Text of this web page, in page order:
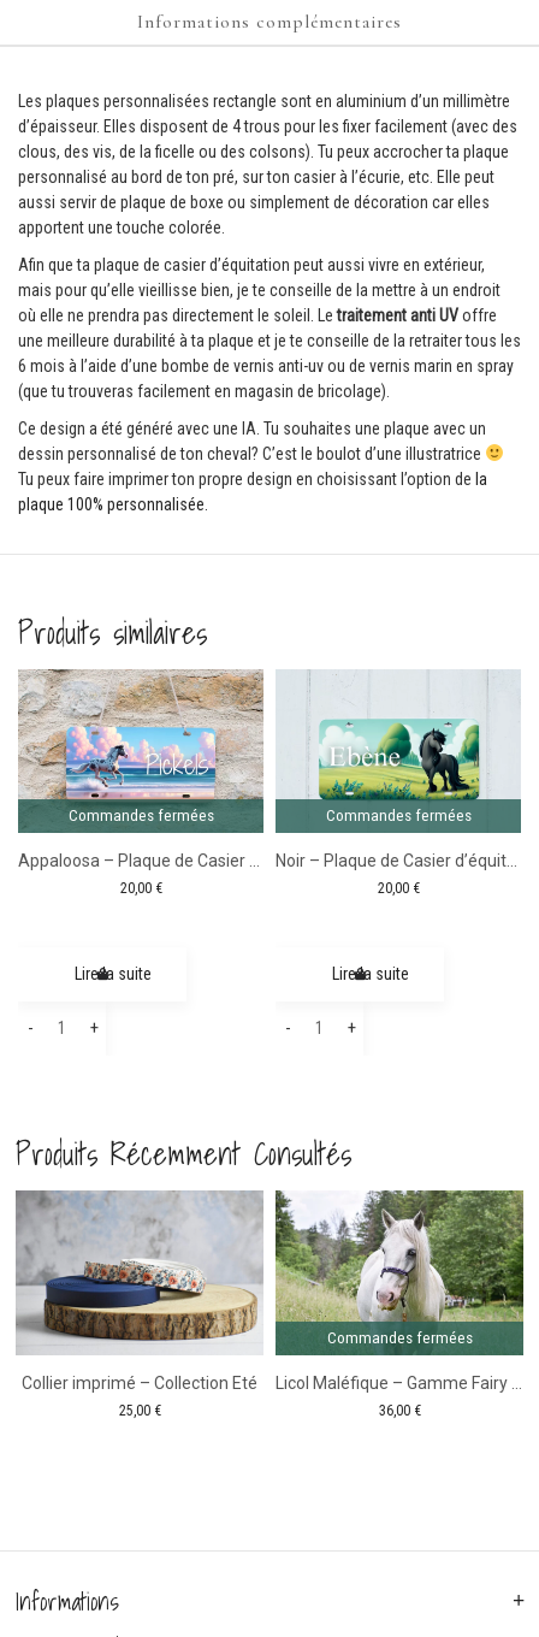
Informations complémentaires
Les plaques personnalisées rectangle sont en aluminium d’un millimètre
d’épaisseur. Elles disposent de 4 trous pour les fixer facilement (avec des
clous, des vis, de la ficelle ou des colsons). Tu peux accrocher ta plaque
personnalisé au bord de ton pré, sur ton casier à l’écurie, etc. Elle peut
aussi servir de plaque de boxe ou simplement de décoration car elles
apportent une touche colorée.
Afin que ta plaque de casier d’équitation peut aussi vivre en extérieur,
mais pour qu’elle vieillisse bien, je te conseille de la mettre à un endroit
où elle ne prendra pas directement le soleil. Letraitement anti UVoffre
une meilleure durabilité à ta plaque et je te conseille de la retraiter tous les
6 mois à l’aide d’une bombe de vernis anti-uv ou de vernis marin en spray
(que tu trouveras facilement en magasin de bricolage).
Ce design a été généré avec une IA. Tu souhaites une plaque avec un
dessin personnalisé de ton cheval? C’est le boulot d’une illustratrice
Tu peux faire imprimer ton propre design en choisissant l’option de la
plaque 100% personnalisée.
Produits similaires
Commandes fermées
20,00 €
Lire la suite
-
quantité
Plaque
Casier
d'équitation
+
Commandes fermées
20,00 €
Lire la suite
-
quantité
Plaque
Casier
d'équitation
+
Produits Récemment Consultés
Collier imprimé – Collection Eté
25,00 €
Commandes fermées
36,00 €
Informations